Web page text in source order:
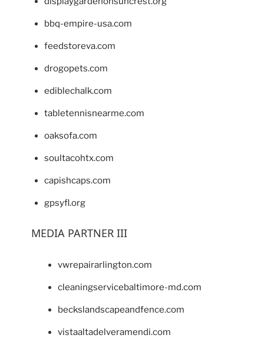
bbq-empire-usa.com
feedstoreva.com
drogopets.com
ediblechalk.com
tabletennisnearme.com
oaksofa.com
soultacohtx.com
capishcaps.com
gpsyfl.org
MEDIA PARTNER III
vwrepairarlington.com
cleaningservicebaltimore-md.com
beckslandscapeandfence.com
vistaaltadelveramendi.com